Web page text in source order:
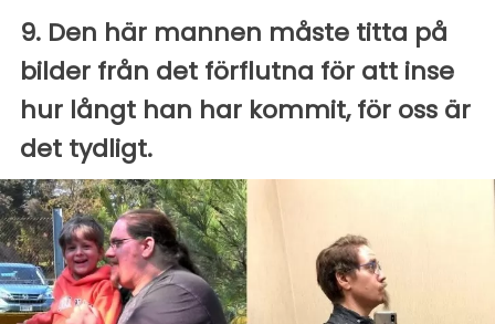
9. Den här mannen måste titta på
bilder från det förflutna för att inse
hur långt han har kommit, för oss är
det tydligt.